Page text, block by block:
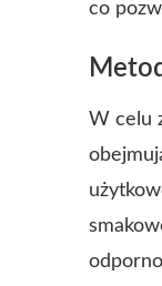
co
W celu